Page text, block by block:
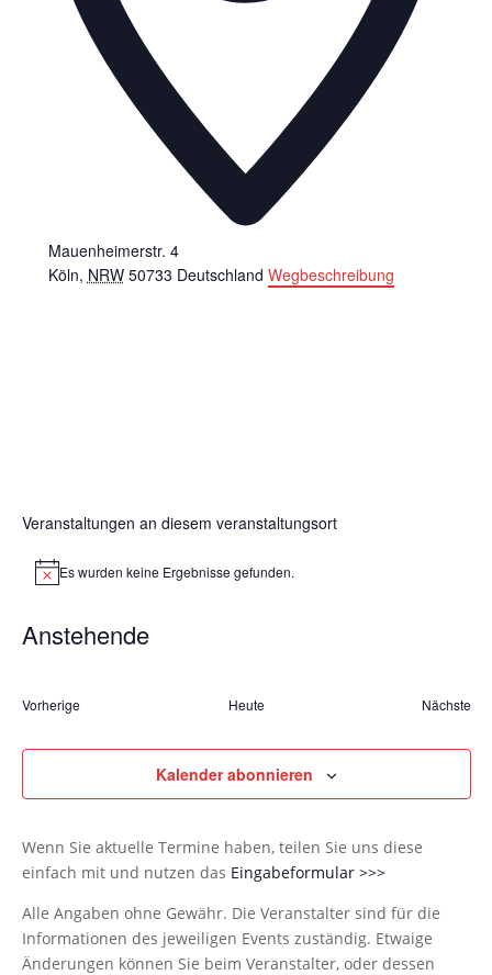
Mauenheimerstr. 4
Köln, NRW 50733 Deutschland Wegbeschreibung
Veranstaltungen an diesem veranstaltungsort
HinweisEs wurden keine Ergebnisse gefunden.
Anstehende
Vorherige
Heute
Nächste
Kalender abonnieren
Wenn Sie aktuelle Termine haben, teilen Sie uns diese
einfach mit und nutzen das Eingabeformular >>>
Alle Angaben ohne Gewähr. Die Veranstalter sind für die
Informationen des jeweiligen Events zuständig. Etwaige
Änderungen können Sie beim Veranstalter, oder dessen